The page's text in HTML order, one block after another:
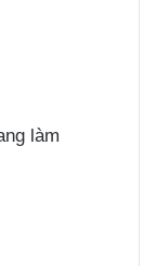
làm